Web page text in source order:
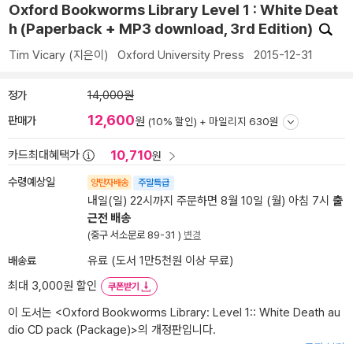
Oxford Bookworms Library Level 1 : White Deat
h (Paperback + MP3 download, 3rd Edition)
Tim Vicary (지은이) Oxford University Press 2015-12-31
정가 14,000원
판매가 12,600원 (10% 할인) + 마일리지 630원
카드최대혜택가 10,710원
수령예상일 양탄자배송 주말특급
내일(일) 22시까지 주문하면 8월 10일 (월) 아침 7시 출
근전 배송
(중구 서소문로 89-31 ) 변경
배송료
유료 (도서 1만5천원 이상 무료)
최대 3,000원 할인
쿠폰받기
이 도서는 <Oxford Bookworms Library: Level 1:: White Death au
dio CD pack (Package)>의 개정판입니다.